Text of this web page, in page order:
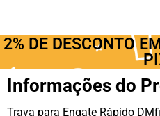
2% DE DESCONTO
Informações do
Trava para Engate Rápido